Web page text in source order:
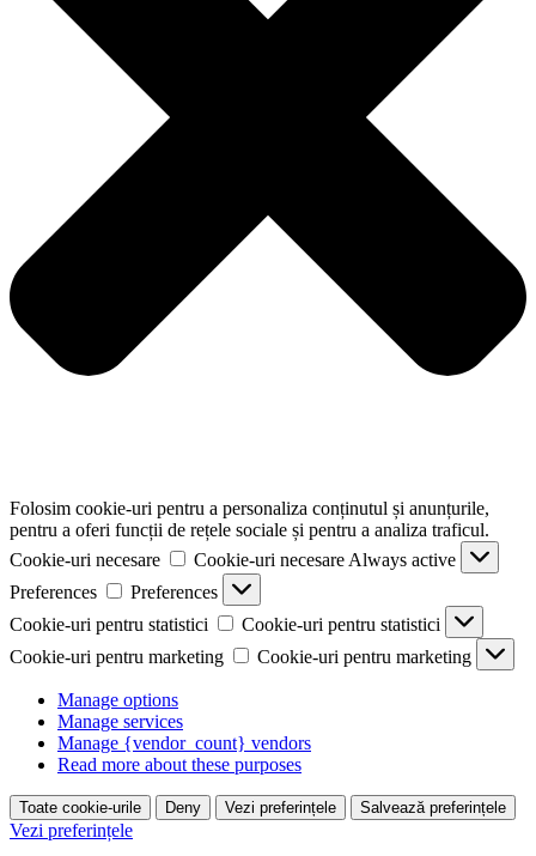
Folosim cookie-uri pentru a personaliza conținutul și anunțurile,
pentru a oferi funcții de rețele sociale și pentru a analiza traficul.
Cookie-uri necesare
Cookie-uri necesare Always active
Preferences
Preferences
Cookie-uri pentru statistici
Cookie-uri pentru statistici
Cookie-uri pentru marketing
Cookie-uri pentru marketing
Manage options
Manage services
Manage {vendor_count} vendors
Read more about these purposes
Toate cookie-urile Deny Vezi preferințele Salvează preferințele
Vezi preferințele